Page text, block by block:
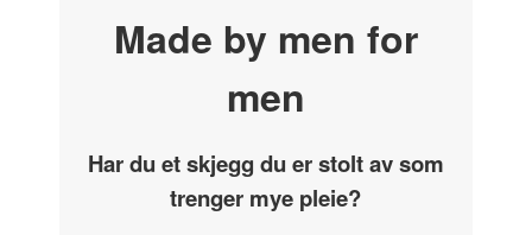
Made by men for
men
Har du et skjegg du er stolt av som
trenger mye pleie?